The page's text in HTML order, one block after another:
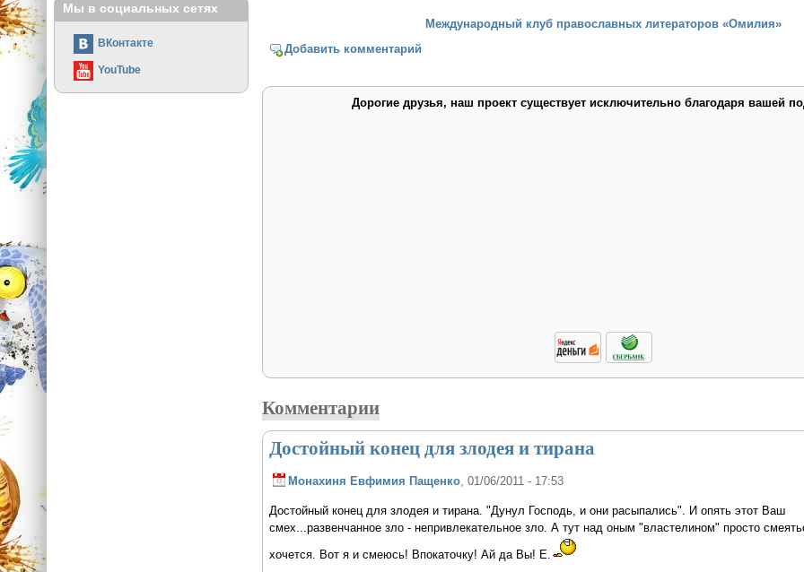
Международный клуб православных литераторов «Омилия»
Добавить комментарий
Дорогие друзья, наш проект существует исключительно благодаря вашей
Комментарии
Достойный конец для злодея и тирана
Монахиня Евфимия Пащенко, 01/06/2011 - 17:53
Достойный конец для злодея и тирана. "Дунул Господь, и они расыпались". И опять этот Ваш
смех...развенчанное зло - непривлекательное зло. А тут над оным "властелином" просто
хочется. Вот я и смеюсь! Впокаточку! Ай да Вы! Е.
Мы в социальных сетях
ВКонтакте
YouTube